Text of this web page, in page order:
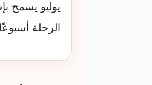
يوليو يسمح
الرحلة